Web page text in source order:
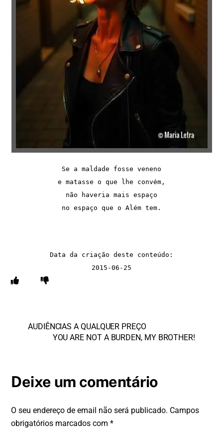
Se a maldade fosse veneno
e matasse o que lhe convém,
não haveria mais espaço
no espaço que o Além tem.
Data da criação deste conteúdo:
2015-06-25
AUDIÊNCIAS A QUALQUER PREÇO
YOU ARE NOT A BURDEN, MY BROTHER!
Deixe um comentário
O seu endereço de email não será publicado. Campos
obrigatórios marcados com*